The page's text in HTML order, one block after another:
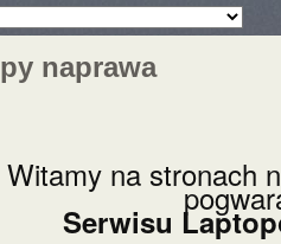
naprawa
Witamy na stronach
Serwisu